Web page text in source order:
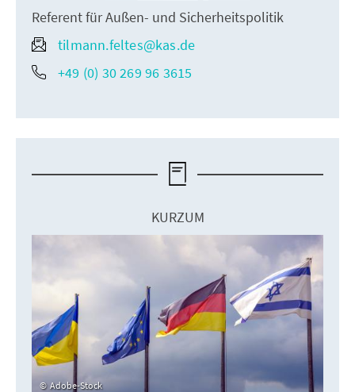
Referent für Außen- und Sicherheitspolitik
tilmann.feltes@kas.de
+49 (0) 30 269 96 3615
KURZUM
Adobe-Stock